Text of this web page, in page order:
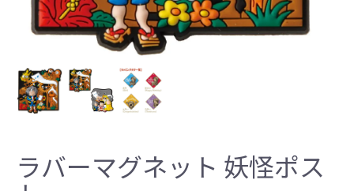
ラバーマグネット 妖怪ポス